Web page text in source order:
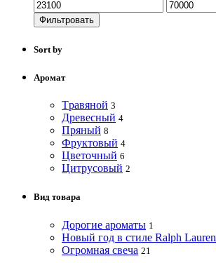
Фильтровать
Sort by
Аромат
Tравяной 3
Древесный 4
Пряный 8
Фруктовый 4
Цветочный 6
Цитрусовый 2
Вид товара
Дорогие ароматы 1
Новый год в стиле Ralph Lauren
Огромная свеча 21